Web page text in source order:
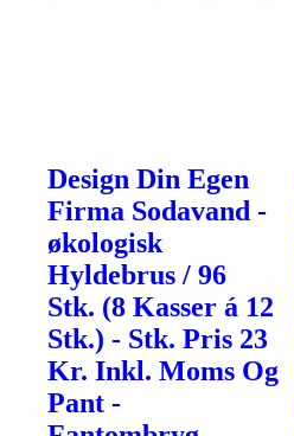
Design Din Egen
Firma Sodavand -
økologisk
Hyldebrus / 96
Stk. (8 Kasser á 12
Stk.) - Stk. Pris 23
Kr. Inkl. Moms Og
Pant -